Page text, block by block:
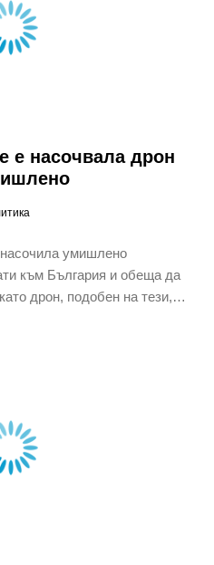
е насочвала дрон
умишлено
към България и обеща да
дрон, подобен на тези,…